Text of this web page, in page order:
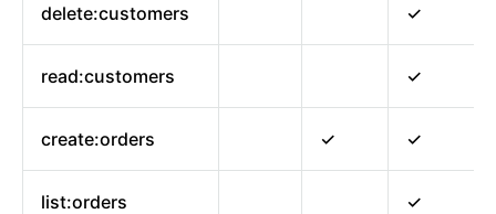
delete:customers ✓
read:customers ✓
create:orders ✓ ✓
list:orders ✓